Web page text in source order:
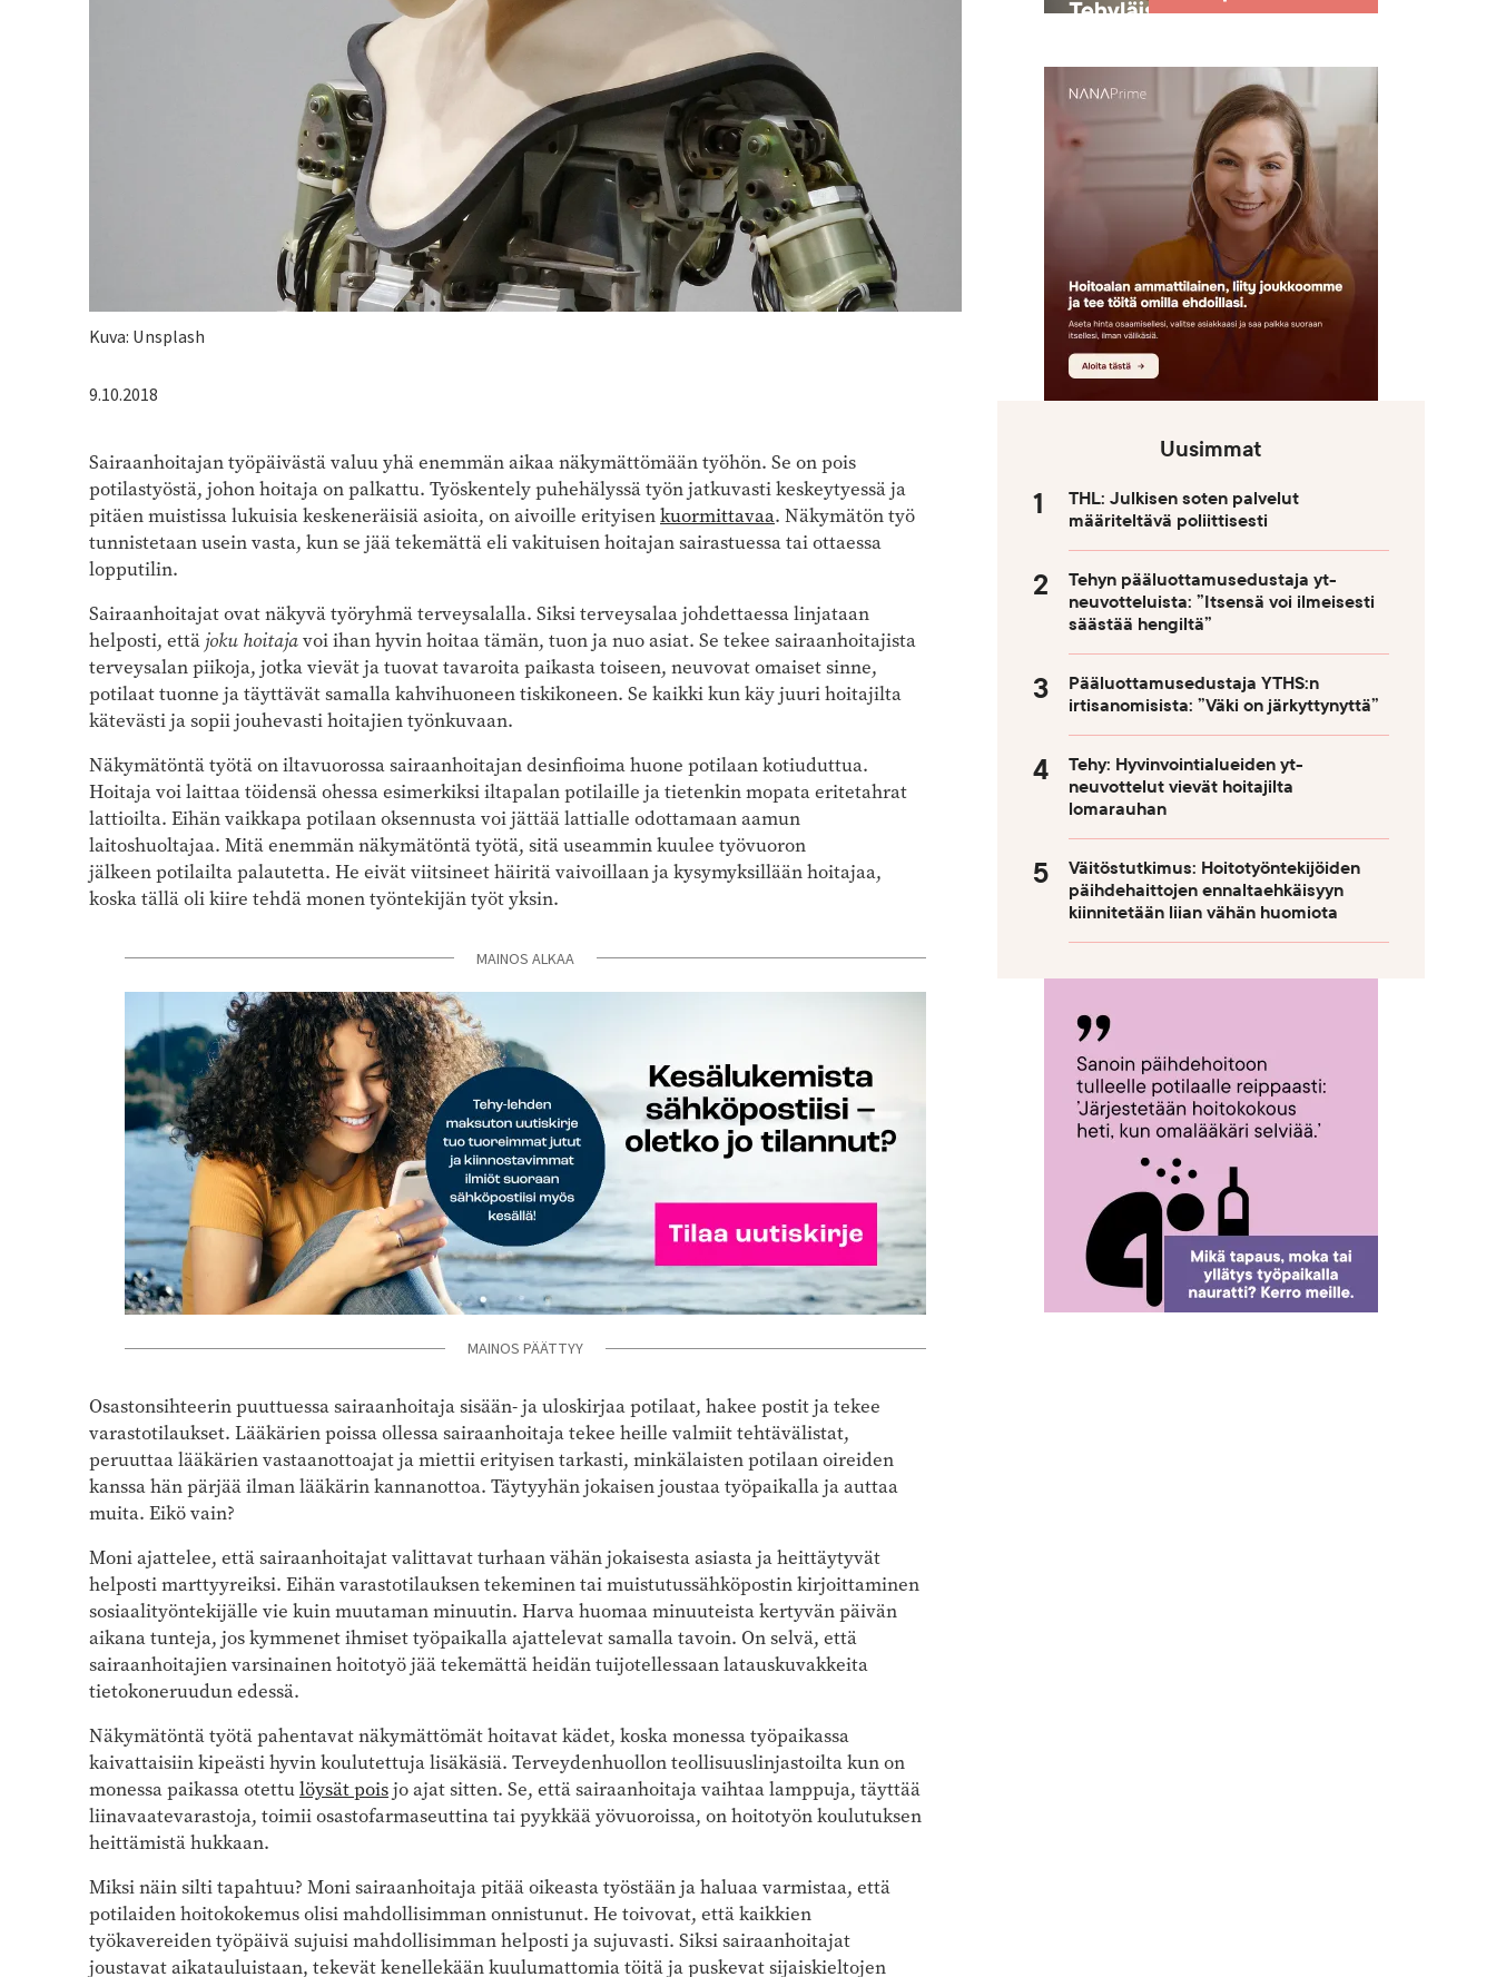
Kuvateksti
Kuva: Unsplash
9.10.2018
Sairaanhoitajan työpäivästä valuu yhä enemmän aikaa näkymättömään työhön. Se on pois
potilastyöstä, johon hoitaja on palkattu. Työskentely puhehälyssä työn jatkuvasti keskeytyessä ja
pitäen muistissa lukuisia keskeneräisiä asioita, on aivoille erityisenkuormittavaa. Näkymätön työ
tunnistetaan usein vasta, kun se jää tekemättä eli vakituisen hoitajan sairastuessa tai ottaessa
lopputilin.
Sairaanhoitajat ovat näkyvä työryhmä terveysalalla. Siksi terveysalaa johdettaessa linjataan
helposti, että joku hoitajavoi ihan hyvin hoitaa tämän, tuon ja nuo asiat. Se tekee sairaanhoitajista
terveysalan piikoja, jotka vievät ja tuovat tavaroita paikasta toiseen, neuvovat omaiset sinne,
potilaat tuonne ja täyttävät samalla kahvihuoneen tiskikoneen. Se kaikki kun käy juuri hoitajilta
kätevästi ja sopii jouhevasti hoitajien työnkuvaan.
Näkymätöntä työtä on iltavuorossa sairaanhoitajan desinfioima huone potilaan kotiuduttua.
Hoitaja voi laittaa töidensä ohessa esimerkiksi iltapalan potilaille ja tietenkin mopata eritetahrat
lattioilta. Eihän vaikkapa potilaan oksennusta voi jättää lattialle odottamaan aamun
laitoshuoltajaa. Mitä enemmän näkymätöntä työtä, sitä useammin kuulee työvuoron
jälkeen potilailta palautetta. He eivät viitsineet häiritä vaivoillaan ja kysymyksillään hoitajaa,
koska tällä oli kiire tehdä monen työntekijän työt yksin.
MAINOS ALKAA
MAINOS PÄÄTTYY
Osastonsihteerin puuttuessa sairaanhoitaja sisään- ja uloskirjaa potilaat, hakee postit ja tekee
varastotilaukset. Lääkärien poissa ollessa sairaanhoitaja tekee heille valmiit tehtävälistat,
peruuttaa lääkärien vastaanottoajat ja miettii erityisen tarkasti, minkälaisten potilaan oireiden
kanssa hän pärjää ilman lääkärin kannanottoa. Täytyyhän jokaisen joustaa työpaikalla ja auttaa
muita. Eikö vain?
Moni ajattelee, että sairaanhoitajat valittavat turhaan vähän jokaisesta asiasta ja heittäytyvät
helposti marttyyreiksi. Eihän varastotilauksen tekeminen tai muistutussähköpostin kirjoittaminen
sosiaalityöntekijälle vie kuin muutaman minuutin. Harva huomaa minuuteista kertyvän päivän
aikana tunteja, jos kymmenet ihmiset työpaikalla ajattelevat samalla tavoin. On selvä, että
sairaanhoitajien varsinainen hoitotyö jää tekemättä heidän tuijotellessaan latauskuvakkeita
tietokoneruudun edessä.
Näkymätöntä työtä pahentavat näkymättömät hoitavat kädet, koska monessa työpaikassa
kaivattaisiin kipeästi hyvin koulutettuja lisäkäsiä. Terveydenhuollon teollisuuslinjastoilta kun on
monessa paikassa otettulöysät poisjo ajat sitten. Se, että sairaanhoitaja vaihtaa lamppuja, täyttää
liinavaatevarastoja, toimii osastofarmaseuttina tai pyykkää yövuoroissa, on hoitotyön koulutuksen
heittämistä hukkaan.
Miksi näin silti tapahtuu? Moni sairaanhoitaja pitää oikeasta työstään ja haluaa varmistaa, että
potilaiden hoitokokemus olisi mahdollisimman onnistunut. He toivovat, että kaikkien
työkavereiden työpäivä sujuisi mahdollisimman helposti ja sujuvasti. Siksi sairaanhoitajat
joustavat aikatauluistaan, tekevät kenellekään kuulumattomia töitä ja puskevat sijaiskieltojen
Uusimmat
THL: Julkisen soten palvelut
määriteltävä poliittisesti
Tehyn pääluottamusedustaja yt-
neuvotteluista: ”Itsensä voi ilmeisesti
säästää hengiltä”
Pääluottamusedustaja YTHS:n
irtisanomisista: ”Väki on järkyttynyttä”
Tehy: Hyvinvointialueiden yt-
neuvottelut vievät hoitajilta
lomarauhan
Väitöstutkimus: Hoitotyöntekijöiden
päihdehaittojen ennaltaehkäisyyn
kiinnitetään liian vähän huomiota